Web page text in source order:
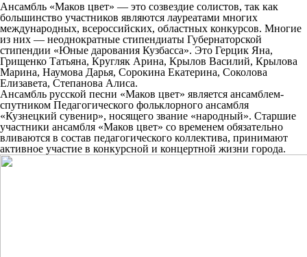
Ансамбль «Маков цвет» — это созвездие солистов, так как
большинство участников являются лауреатами многих
международных, всероссийских, областных конкурсов. Многие
из них — неоднократные стипендиаты Губернаторской
стипендии «Юные дарования Кузбасса». Это Герцик Яна,
Грищенко Татьяна, Кругляк Арина, Крылов Василий, Крылова
Марина, Наумова Дарья, Сорокина Екатерина, Соколова
Елизавета, Степанова Алиса.
Ансамбль русской песни «Маков цвет» является ансамблем-
спутником Педагогического фольклорного ансамбля
«Кузнецкий сувенир», носящего звание «народный». Старшие
участники ансамбля «Маков цвет» со временем обязательно
вливаются в состав педагогического коллектива, принимают
активное участие в конкурсной и концертной жизни города.